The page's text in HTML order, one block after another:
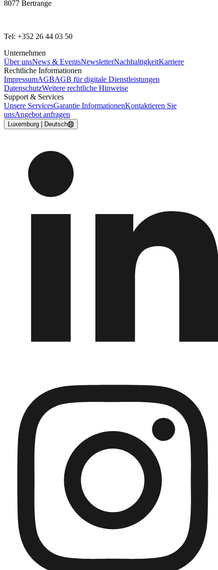
8077 Bertrange
Tel: +352 26 44 03 50
Unternehmen
Über unsNews & EventsNewsletterNachhaltigkeitKarriere
Rechtliche Informationen
ImpressumAGBAGB für digitale Dienstleistungen
DatenschutzWeitere rechtliche Hinweise
Support & Services
Unsere ServicesGarantie InformationenKontaktieren Sie
unsAngebot anfragen
Luxemburg | Deutsch